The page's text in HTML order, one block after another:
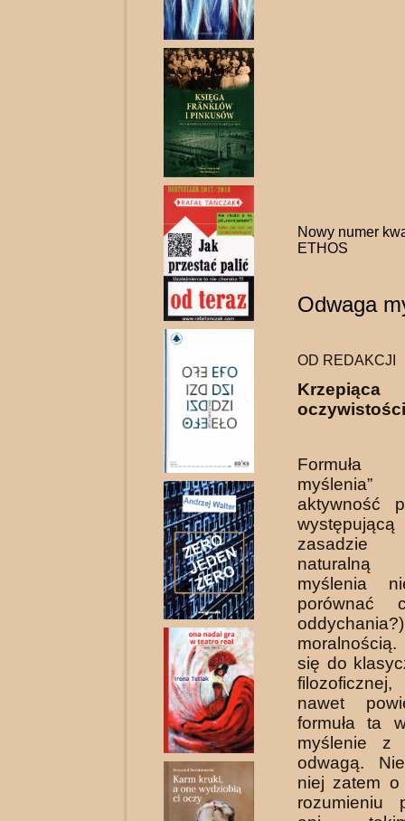
Nowy numer
ETHOS
Odwaga
OD REDAKCJI
Formuła
aktywność
zasadzie
myślenia
porów­nać
się do
nawet
formuła ta
myślenie
odwagą.
niej zatem
rozumie­niu